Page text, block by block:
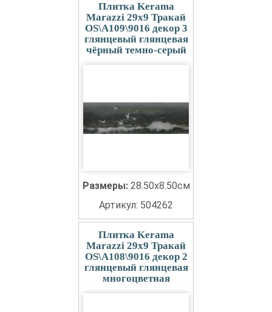
Плитка Kerama
Marazzi 29x9 Тракай
OS\A109\9016 декор 3
глянцевый глянцевая
чёрный темно-серый
Размеры: 28.50x8.50см
Артикул: 504262
Плитка Kerama
Marazzi 29x9 Тракай
OS\A108\9016 декор 2
глянцевый глянцевая
многоцветная